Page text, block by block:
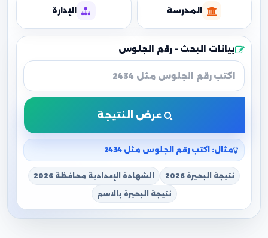
المدرسة الإدارة
بيانات البحث - رقم الجلوس
عرض النتيجة
مثال: اكتب رقم الجلوس مثل 2434
نتيجة البحيرة 2026 الشهادة الإعدادية محافظة 2026
نتيجة البحيرة بالاسم